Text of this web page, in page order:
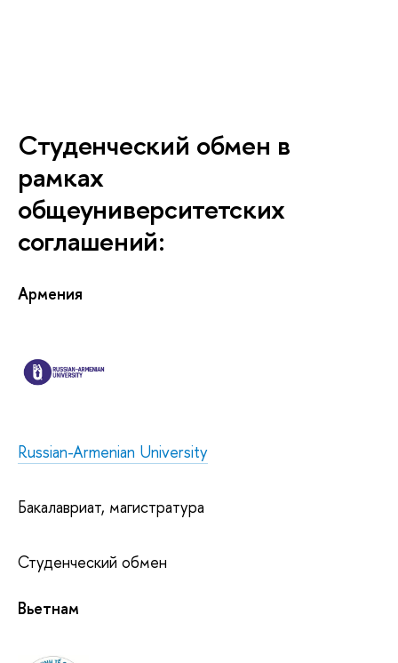
Студенческий обмен в
рамках
общеуниверситетских
соглашений:
Армения
Russian-Armenian University
Бакалавриат, магистратура
Студенческий обмен
Вьетнам